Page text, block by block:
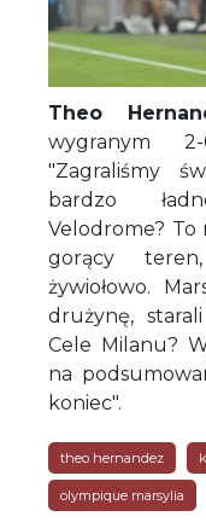
Theo
wygranym
"Zagraliśmy
bardzo
Velodrome? To
gorący
żywiołowo.
drużynę,
Cele Milanu?
na
koniec".
theo hernandez
olympique marsylia